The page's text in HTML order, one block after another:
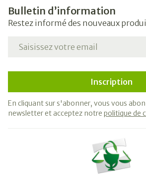
Bulletin d’information
Restez informé des nouveaux
Adresse mail
Inscription
En cliquant sur s'abonner, vous vous
newsletter et acceptez notre politique de